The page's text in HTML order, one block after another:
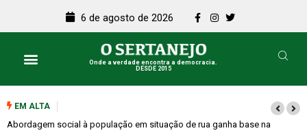
6 de agosto de 2026
Onde a verdade encontra a democracia.
DESDE 2015
EM ALTA
Cemitérios terão horário especial e missas no Dia dos Pais